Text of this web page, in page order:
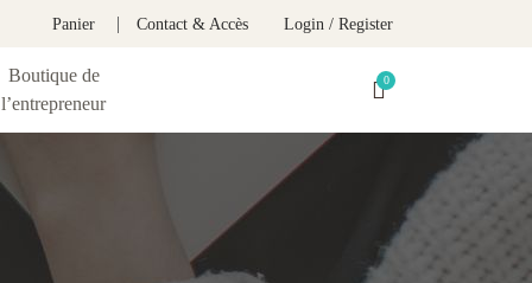
Panier Contact & Accès Login / Register
Boutique de
l’entrepreneur